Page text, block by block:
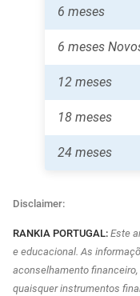
6 meses
6 meses
12 meses
18 meses
24 meses
Disclaimer:
RANKIA PORTUGAL: Este
e educacional. As
aconselhamento
quaisquer instrumentos